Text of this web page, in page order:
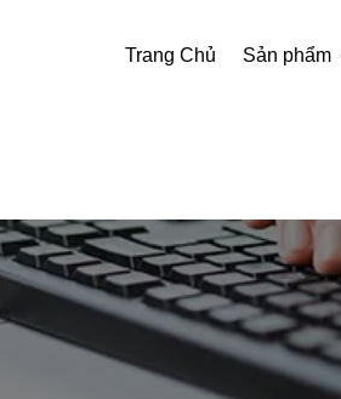
Trang Chủ Sản phẩm